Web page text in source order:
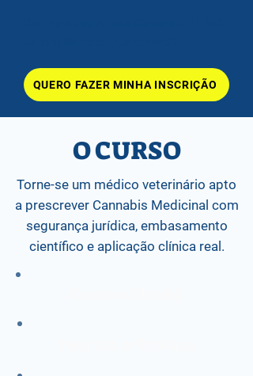
QUERO FAZER MINHA INSCRIÇÃO
O CURSO
Torne-se um médico veterinário apto
a prescrever Cannabis Medicinal com
segurança jurídica, embasamento
científico e aplicação clínica real.